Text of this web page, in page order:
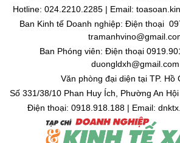
Hotline: 024.2210.2285 | Email:
Ban Kinh tế Doanh nghiệp: Điện thoại
Ban Phóng viên: Điện thoại
duongldxh@gmail.com
Văn phòng đại diện tại TP. Hồ
Số 331/38/10 Phan Huy Ích, Phường An
Điện thoại: 0918.918.188 | Email: